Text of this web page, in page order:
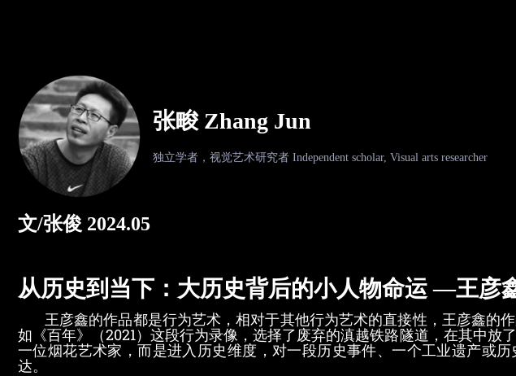
张畯 Zhang Jun
独立学者，视觉艺术研究者 Independent scholar, Visual arts researcher
文/张俊 2024.05
从历史到当下：大历史背后的小人物命运 —王彦
王彦鑫的作品都是行为艺术，相对于其他行为艺术的直接性，王彦鑫的
如《百年》（2021）这段行为录像，选择了废弃的滇越铁路隧道，在其中放
一位烟花艺术家，而是进入历史维度，对一段历史事件、一个工业遗产或
达。